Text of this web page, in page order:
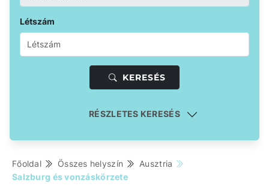
Létszám
KERESÉS
RÉSZLETES KERESÉS
Főoldal Összes helyszín
Ausztria
Salzburg és vonzáskörzete